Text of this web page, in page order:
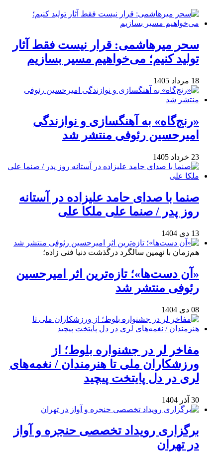
سحر میرهاشمی: قرار نیست فقط آثار
تولید کنیم؛ می‌خواهیم مسیر بسازیم
18 مرداد 1405
«رنج‌گاه» به آهنگسازی و نوازندگی
امیرحسین رئوفی منتشر شد
23 خرداد 1405
صنما با صدای حامد علیزاده در آستانه
روز پدر / صنما علی ملکا علی
13 دی 1404
هم‌زمان با نهمین سالگرد درگذشت دنیا فنی زاده؛
«آن دست‌ها»؛ تازه‌ترین اثر امیرحسین
رئوفی منتشر شد
08 دی 1404
مفاخر لر در جشنواره بلوط؛ از
ورزشکاران ملی تا هنرمندان / نغمه‌های
لری در دل پایتخت پیچید
30 آذر 1404
برگزاری رویداد تخصصی حنجره و آواز
در تهران